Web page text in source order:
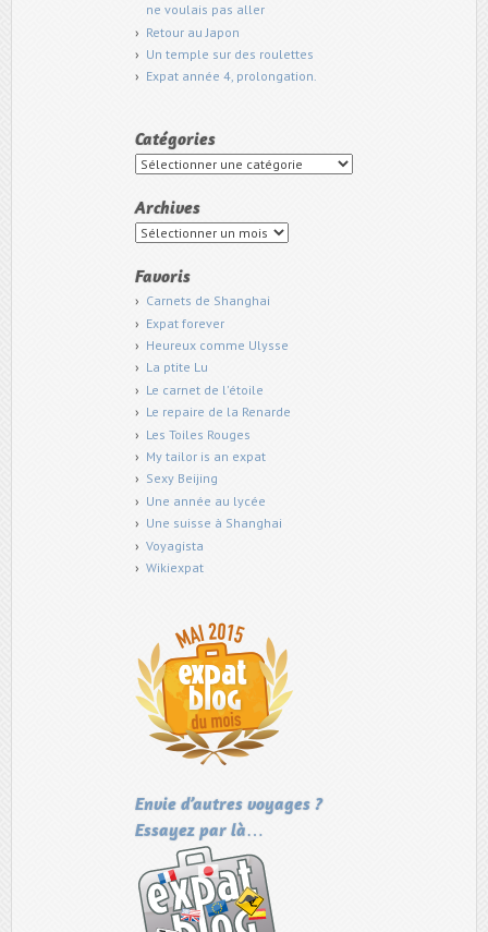
ne voulais pas aller
Retour au Japon
Un temple sur des roulettes
Expat année 4, prolongation.
Catégories
Catégories
Archives
Archives
Favoris
Carnets de Shanghai
Expat forever
Heureux comme Ulysse
La ptite Lu
Le carnet de l'étoile
Le repaire de la Renarde
Les Toiles Rouges
My tailor is an expat
Sexy Beijing
Une année au lycée
Une suisse à Shanghai
Voyagista
Wikiexpat
Envie d’autres voyages ?
Essayez par là…